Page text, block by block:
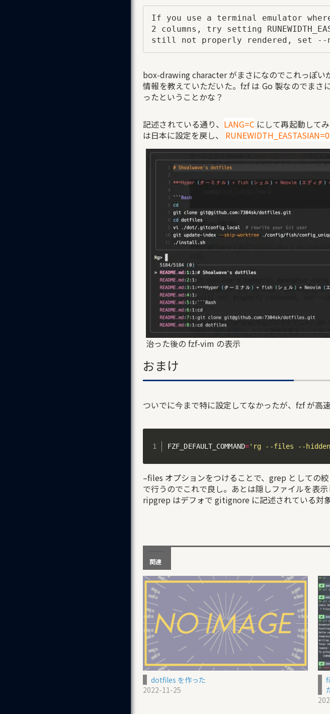
If you use a terminal emulator
2 columns, try setting
still not properly rendered, set --
box-drawing character がまさになのでこれっぽい
情報を教えていただいた。fzf は Go 製なのでま
ったということかな？
記述されている通り、 LANG=Cにして再起動して
は日本に設定を戻し、 RUNEWIDTH_EASTASIAN=0
治った後の fzf-vim の表示
おまけ
ついでに今まで特に設定してなかったが、fzf が高
FZF_DEFAULT_COMMAND='rg --files --
–files オプションをつけることで、grep としての
で行うのでこれで良し。あとは隠しファイルを表
ripgrep はデフォで gitignore に記述されている対
関連
dotfiles を作った
2022-11-25